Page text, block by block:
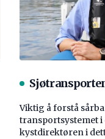
Viktig å forstå
transport­systemet
kystdirektøren i